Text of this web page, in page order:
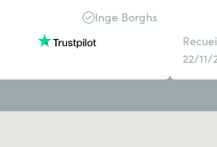
Inge Borghs
22/11/